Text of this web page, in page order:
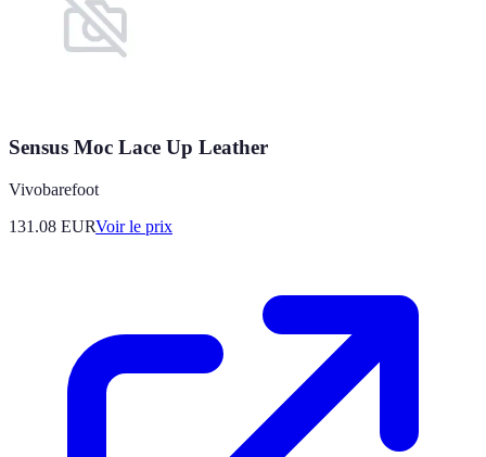
Sensus Moc Lace Up Leather
Vivobarefoot
131.08 EURVoir le prix